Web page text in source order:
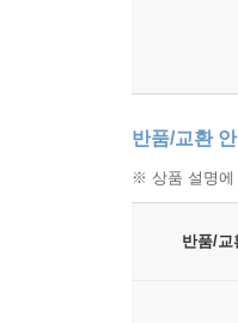
반품/교환 안
※ 상품 설명에
반품/교